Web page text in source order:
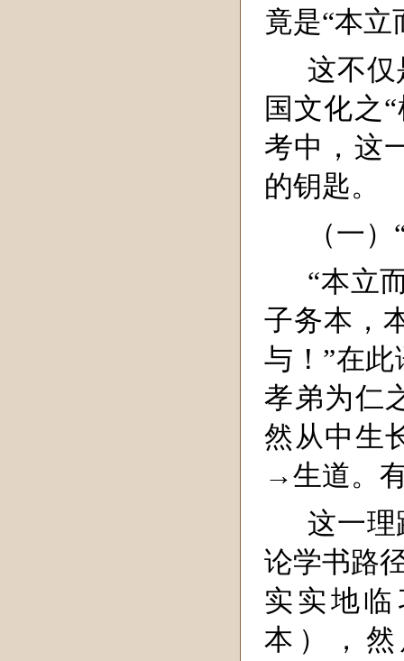
竟是“本立
这不仅
国文化之
考中，这
的钥匙。
（一
“本立
子务本，
与！”在
孝弟为仁
然从中生
→生道。
这一理
论学书路
实实地
本），